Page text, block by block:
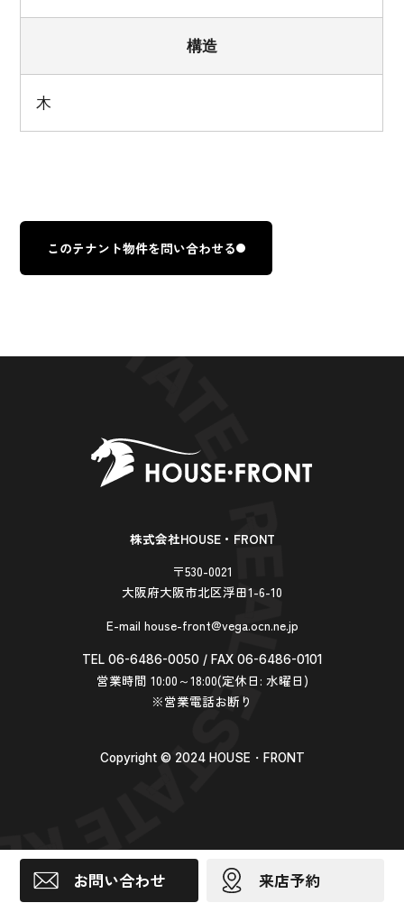
お問い合わせ 来店予約
構造
木
このテナント物件を問い合わせる
株式会社HOUSE・FRONT
〒530-0021
大阪府大阪市北区浮田1-6-10
E-mail house-front@vega.ocn.ne.jp
TEL 06-6486-0050 / FAX 06-6486-0101
営業時間 10:00～18:00(定休日: 水曜日)
※営業電話お断り
Copyright ©︎ 2024 HOUSE・FRONT